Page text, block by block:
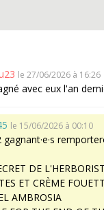
le 27/06/2026 à 16:26
avec eux l'an
le 15/06/2026 à 00:10
gagnant·e·s
DE
ET CRÈME
AMBROSIA